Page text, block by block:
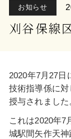
お知らせ
刈谷保線
2020年7月27日
技術指導係に
授与されました
これは2020年7
城駅間矢作天